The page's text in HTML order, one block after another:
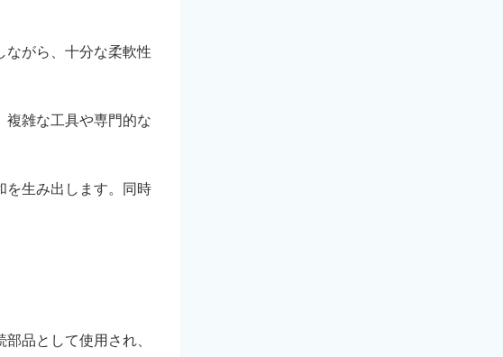
ながら、十分な柔軟性
複雑な工具や専門的な
を生み出します。同時
品として使用され、